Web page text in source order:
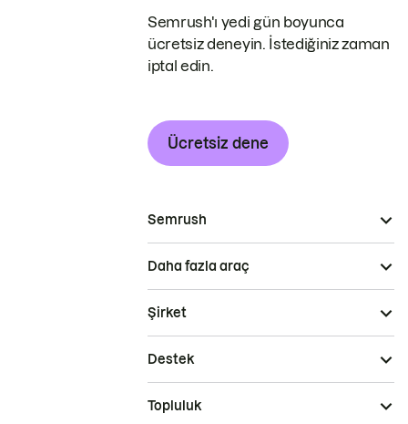
Semrush'ı yedi gün boyunca
ücretsiz deneyin. İstediğiniz zaman
iptal edin.
Ücretsiz dene
Semrush
Daha fazla araç
Şirket
Destek
Topluluk